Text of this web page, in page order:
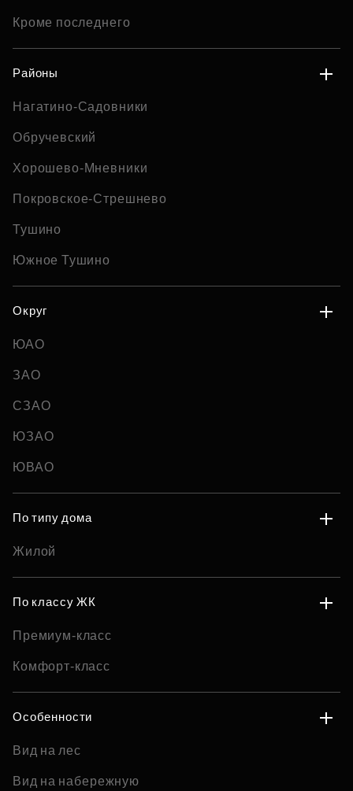
Кроме последнего
Районы
Нагатино-Садовники
Обручевский
Хорошево-Мневники
Покровское-Стрешнево
Тушино
Южное Тушино
Округ
ЮАО
ЗАО
СЗАО
ЮЗАО
ЮВАО
По типу дома
Жилой
По классу ЖК
Премиум-класс
Комфорт-класс
Особенности
Вид на лес
Вид на набережную